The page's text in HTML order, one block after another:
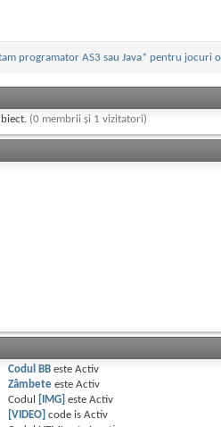
programator AS3 sau Java* pentru jocuri
(0 membrii și 1 vizitatori)
Codul BB esteActiv
Zâmbete esteActiv
Codul
[IMG] esteActiv
[VIDEO] code isActiv